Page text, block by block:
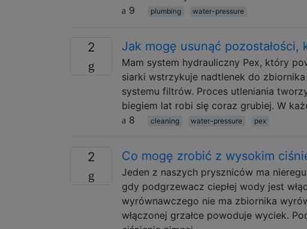
9
plumbing water-pressure
2 Jak mogę usunąć pozostałości,
Mam system hydrauliczny Pex, który
siarki wstrzykuje nadtlenek do
systemu filtrów. Proces utleniania
biegiem lat robi się coraz grubiej. W
8
cleaning water-pressure pex
2 Co mogę zrobić z wysokim
Jeden z naszych pryszniców ma
gdy podgrzewacz ciepłej wody jest
wyrównawczego nie ma zbiornika
włączonej grzałce powoduje wyciek.